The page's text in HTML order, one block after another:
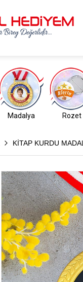
Madalya Rozet
KİTAP KURDU